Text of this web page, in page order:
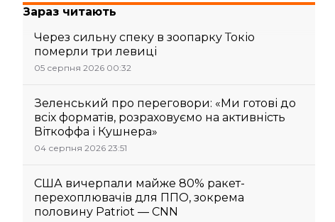
Зараз читають
Через сильну спеку в зоопарку Токіо
померли три левиці
05 серпня 2026 00:32
Зеленський про переговори: «Ми готові до
всіх форматів, розраховуємо на активність
Віткоффа і Кушнера»
04 серпня 2026 23:51
США вичерпали майже 80% ракет-
перехоплювачів для ППО, зокрема
половину Patriot — CNN